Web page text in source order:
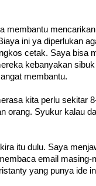
membantu
ini ya diperlukan
cetak. Saya bisa
kebanyakan
membantu.
kita perlu sekitar
orang. Syukur kalau
itu dulu. Saya
email
yang punya ide